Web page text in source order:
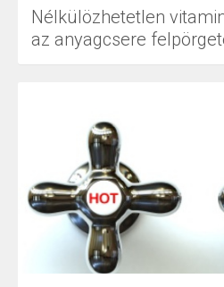
Nélkülözhetetlen
az anyagcsere